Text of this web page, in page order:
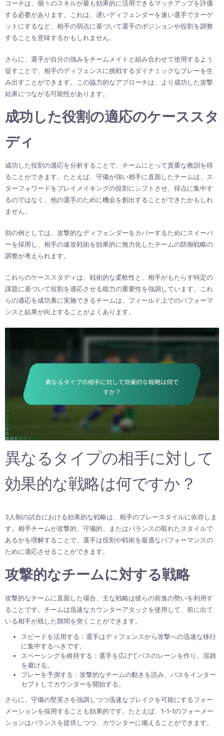
コーチは、個々のスキルが最も効果的に活用できるマッチアップを評価
する必要があります。これは、遅いディフェンダーを速い選手でターゲ
ットにするなど、相手の弱点に基づいて選手のポジションや役割を調整
することを意味するかもしれません。
さらに、選手が自分の強みをチームメイトと組み合わせて使用するよう
促すことで、相手のディフェンスに挑戦するダイナミックなプレーを生
み出すことができます。この協力的なアプローチは、より成功した攻撃
結果につながる可能性があります。
成功した役割の適応のケーススタ
ディ
成功した役割の適応を分析することで、チームにとって貴重な教訓を得
ることができます。たとえば、守備が強い相手に直面したチームは、ス
ターフォワードをプレイメイキングの役割にシフトさせ、得点に集中す
るのではなく、他の選手のために機会を創出することができたかもしれ
ません。
別の例としては、攻撃的なディフェンダーをカバーするためにスイーパ
ーを採用し、相手の速攻戦術を効果的に無力化したチームの防御戦略の
調整が考えられます。
これらのケーススタディは、戦術的な柔軟性と、相手がもたらす特定の
課題に基づいて役割を適応させる能力の重要性を強調しています。これ
らの適応を成功裏に実施できるチームは、フィールド上でのパフォーマ
ンスと結果が向上することがよくあります。
異なるタイプの相手に対して
効果的な戦略は何ですか？
3人制の試合における効果的な戦略は、相手のプレースタイルに依存しま
す。相手チームが攻撃的、守備的、またはバランスの取れたスタイルで
あるかを理解することで、選手は役割や戦術を最適なパフォーマンスの
ために適応させることができます。
攻撃的なチームに対する戦略
攻撃的なチームに直面した場合、主な戦略は彼らの前進の勢いを利用す
ることです。チームは迅速なカウンターアタックを使用して、前に出て
いる相手が残した隙間を突くことができます。
スピードを活用する：選手はディフェンスから攻撃への迅速な移行
に集中するべきです。
スペーシングを維持する：選手を広げてパスのレーンを作り、混雑
を避ける。
プレーを予測する：攻撃的なチームの動きを読み、パスをインター
セプトしてカウンターを開始する。
さらに、守備の堅実さを強調しつつ迅速なブレイクを可能にするフォー
メーションを採用することも効果的です。たとえば、1-1-1のフォーメー
ションはバランスを提供しつつ、カウンターに備えることができます。